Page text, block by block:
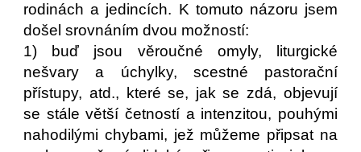
rodinách a jedincích. K tomuto názoru jsem
došel srovnáním dvou možností:
1) buď jsou věroučné omyly, liturgické
nešvary a úchylky, scestné pastorační
přístupy, atd., které se, jak se zdá, objevují
se stále větší četností a intenzitou, pouhými
nahodilými chybami, jež můžeme připsat na